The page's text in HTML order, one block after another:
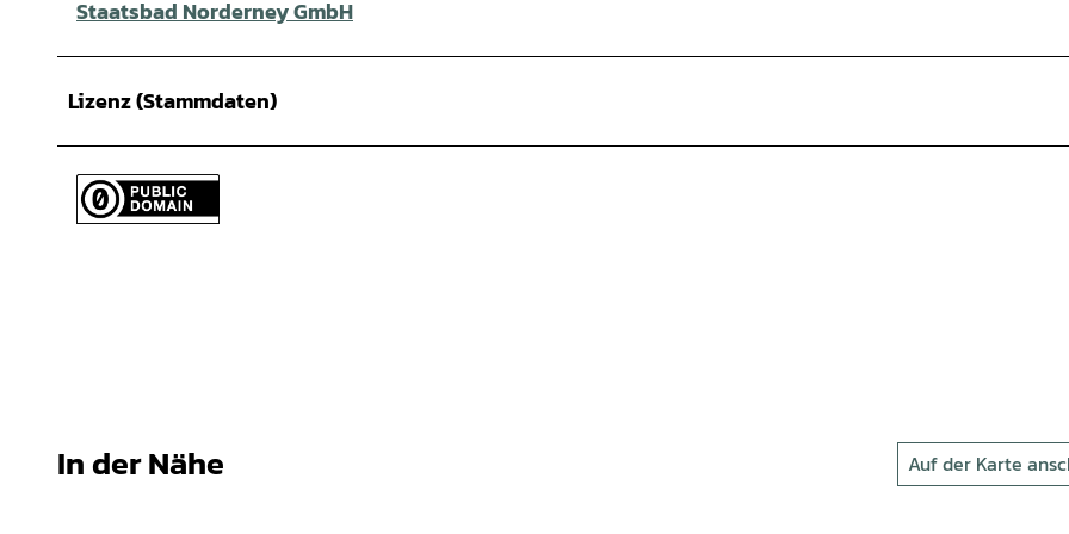
Staatsbad Norderney GmbH
Lizenz (Stammdaten)
In der Nähe Auf der Karte